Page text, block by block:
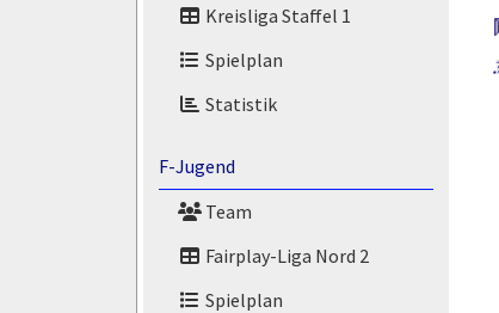
Kreisliga Staffel 1
Spielplan
Statistik
F-Jugend
Team
Fairplay-Liga Nord 2
Spielplan